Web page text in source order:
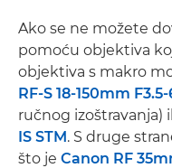
Ako se ne možete
pomoću objektiva
objektiva s makro
RF-S 18-150mm F3.5-
ručnog izoštravanja)
IS STM. S druge
što je Canon RF